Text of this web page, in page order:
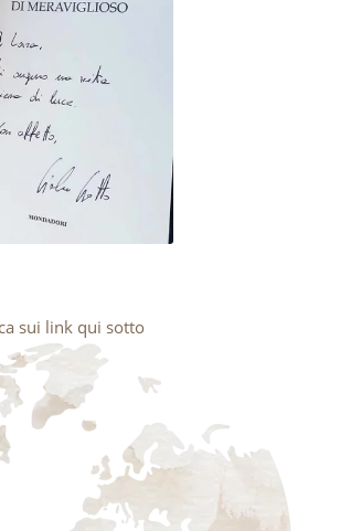
sui link qui sotto